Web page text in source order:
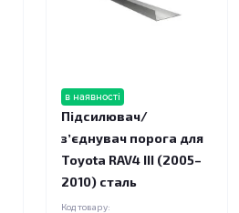
в наявності
Підсилювач/
зʼєднувач порога для
Toyota RAV4 III (2005–
2010) сталь
Код товару: